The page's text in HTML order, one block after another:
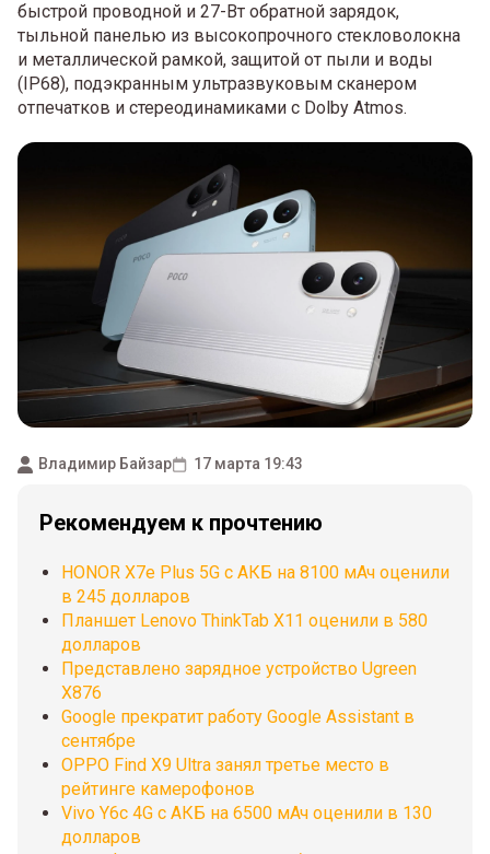
быстрой проводной и 27-Вт обратной зарядок,
тыльной панелью из высокопрочного стекловолокна
и металлической рамкой, защитой от пыли и воды
(IP68), подэкранным ультразвуковым сканером
отпечатков и стереодинамиками с Dolby Atmos.
Владимир Байзар 17 марта 19:43
Рекомендуем к прочтению
HONOR X7e Plus 5G с АКБ на 8100 мАч оценили
в 245 долларов
Планшет Lenovo ThinkTab X11 оценили в 580
долларов
Представлено зарядное устройство Ugreen
X876
Google прекратит работу Google Assistant в
сентябре
OPPO Find X9 Ultra занял третье место в
рейтинге камерофонов
Vivo Y6c 4G c АКБ на 6500 мАч оценили в 130
долларов